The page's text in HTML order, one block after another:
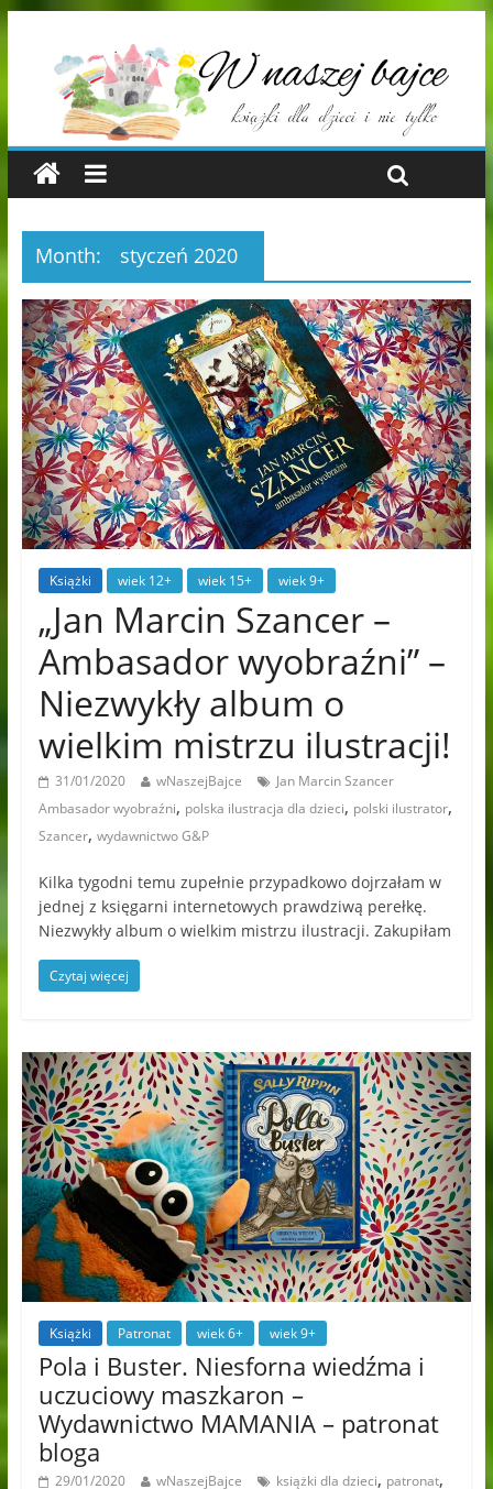
Month: styczeń 2020
Książki wiek 12+ wiek 15+ wiek 9+
„Jan Marcin Szancer –
Ambasador wyobraźni” –
Niezwykły album o
wielkim mistrzu ilustracji!
31/01/2020 wNaszejBajce
Jan Marcin Szancer
Ambasador wyobraźni, polska ilustracja dla dzieci, polski ilustrator,
Szancer, wydawnictwo G&P
Kilka tygodni temu zupełnie przypadkowo dojrzałam w
jednej z księgarni internetowych prawdziwą perełkę.
Niezwykły album o wielkim mistrzu ilustracji. Zakupiłam
Czytaj więcej
Książki Patronat wiek 6+ wiek 9+
Pola i Buster. Niesforna wiedźma i
uczuciowy maszkaron –
Wydawnictwo MAMANIA – patronat
bloga
29/01/2020 wNaszejBajce książki dla dzieci, patronat,